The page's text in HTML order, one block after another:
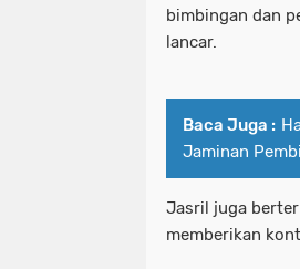
bimbingan dan
lancar.
Baca Juga :
Jaminan
Jasril juga
memberikan